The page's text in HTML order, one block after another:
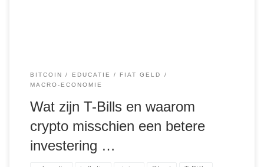
BITCOIN EDUCATIE
FIAT GELD
MACRO-ECONOMIE
Wat zijn T-Bills en waarom
crypto misschien een betere
investering …